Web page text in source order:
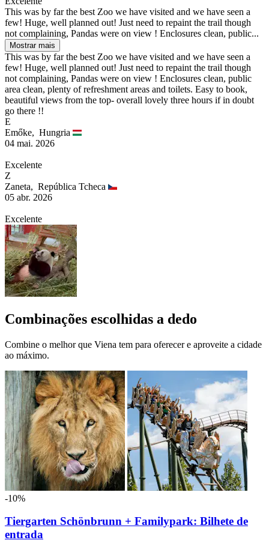
This was by far the best Zoo we have visited and we have seen a
few! Huge, well planned out! Just need to repaint the trail though
not complaining, Pandas were on view ! Enclosures clean, public...
Mostrar mais
This was by far the best Zoo we have visited and we have seen a
few! Huge, well planned out! Just need to repaint the trail though
not complaining, Pandas were on view ! Enclosures clean, public
area clean, plenty of refreshment areas and toilets. Easy to book,
beautiful views from the top- overall lovely three hours if in doubt
go there !!
E
Emőke, Hungria
04 mai. 2026
Excelente
Z
Zaneta, República Tcheca
05 abr. 2026
Excelente
Combinações escolhidas a dedo
Combine o melhor que Viena tem para oferecer e aproveite a cidade
ao máximo.
-10%
Tiergarten Schönbrunn + Familypark: Bilhete de
entrada